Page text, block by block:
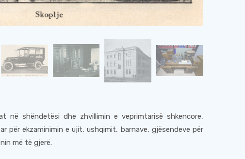
shëndetësi dhe zhvillimin e veprimtarisë shkencore,
ekzaminimin e ujit, ushqimit, barnave, gjësendeve për
më të gjerë.